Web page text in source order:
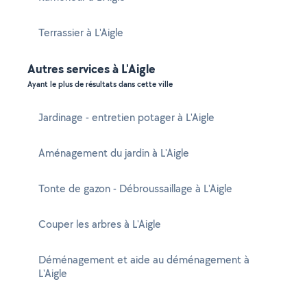
Terrassier à L'Aigle
Autres services à L'Aigle
Ayant le plus de résultats dans cette ville
Jardinage - entretien potager à L'Aigle
Aménagement du jardin à L'Aigle
Tonte de gazon - Débroussaillage à L'Aigle
Couper les arbres à L'Aigle
Déménagement et aide au déménagement à
L'Aigle